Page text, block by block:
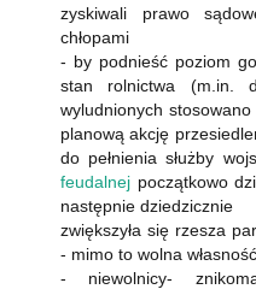
zyskiwali prawo
chłopami
- by podnieść poziom
stan rolnictwa (m.in.
wyludnionych
planową akcję
do pełnienia służby
feudalnej początkowo
następnie dziedzicznie
zwiększyła się rzesza
- mimo to wolna
- niewolnicy-